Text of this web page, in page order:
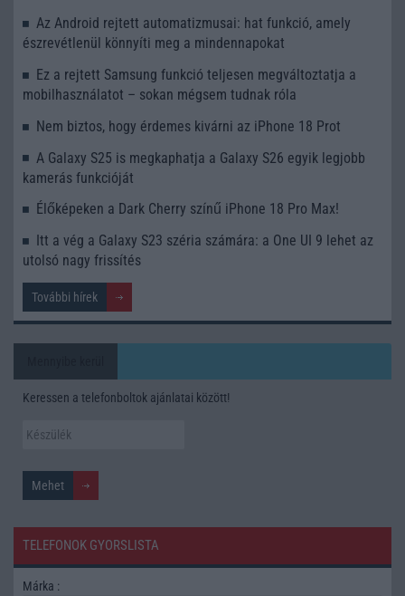
Az Android rejtett automatizmusai: hat funkció, amely
észrevétlenül könnyíti meg a mindennapokat
Ez a rejtett Samsung funkció teljesen megváltoztatja a
mobilhasználatot – sokan mégsem tudnak róla
Nem biztos, hogy érdemes kivárni az iPhone 18 Prot
A Galaxy S25 is megkaphatja a Galaxy S26 egyik legjobb
kamerás funkcióját
Élőképeken a Dark Cherry színű iPhone 18 Pro Max!
Itt a vég a Galaxy S23 széria számára: a One UI 9 lehet az
utolsó nagy frissítés
További hírek
Keressen a telefonboltok ajánlatai között!
TELEFONOK GYORSLISTA
Márka :